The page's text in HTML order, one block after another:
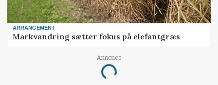
ARRANGEMENT
Markvandring sætter fokus på elefantgræs
Annonce